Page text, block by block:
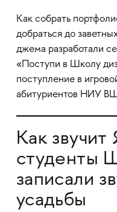
Как собрать
добраться до
джема разработали
«Поступи в Школу
поступление в
абитуриентов НИУ
Как
студенты
записали
усадьбы